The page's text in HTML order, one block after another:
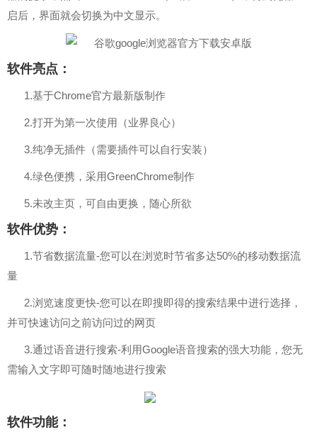
启后，界面就会切换为中文显示。
软件亮点：
1.基于Chrome官方最新版制作
2.打开为第一次使用（业界良心）
3.纯净无插件（需要插件可以自行安装）
4.绿色便携，采用GreenChrome制作
5.未改主页，可自由更换，随心所欲
软件优势：
1.节省数据流量-您可以在浏览时节省多达50%的移动数据流
量
2.浏览速度更快-您可以在即搜即得的搜索结果中进行选择，
并可快速访问之前访问过的网页
3.通过语音进行搜索-利用Google语音搜索的强大功能，您无
需输入文字即可随时随地进行搜索
软件功能：